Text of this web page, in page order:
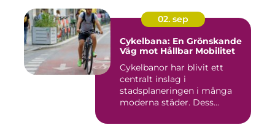
02. sep
Cykelbana: En Grönskande
Väg mot Hållbar Mobilitet
Cykelbanor har blivit ett
centralt inslag i
stadsplaneringen i många
moderna städer. Dess...